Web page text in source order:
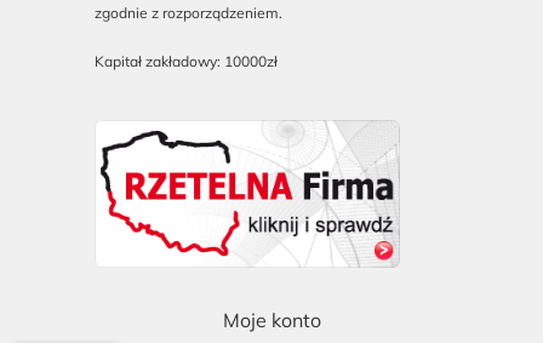
zgodnie z rozporządzeniem.
Kapitał zakładowy: 10000zł
Moje konto